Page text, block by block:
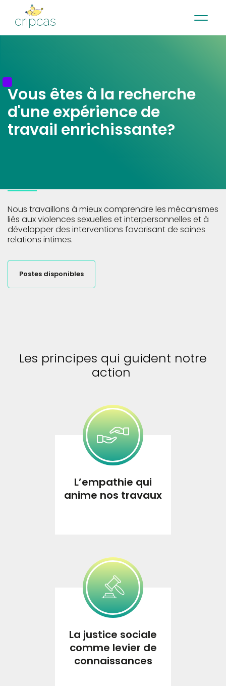
Contact English
Vous êtes à la recherche
d'une expérience de
travail enrichissante?
Nous travaillons à mieux comprendre les mécanismes
liés aux violences sexuelles et interpersonnelles et à
développer des interventions favorisant de saines
relations intimes.
Postes disponibles
Les principes qui guident notre
action
L’empathie qui
anime nos travaux
La justice sociale
comme levier de
connaissances